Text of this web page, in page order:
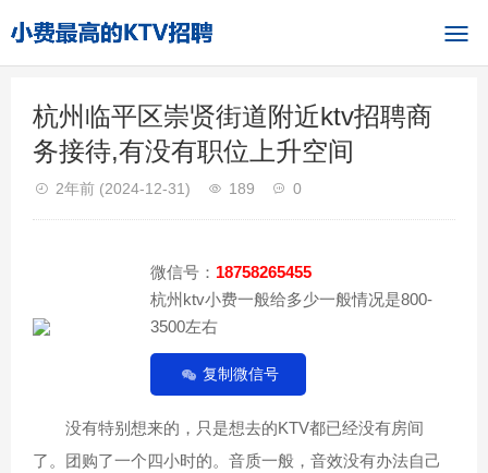
杭州临平区崇贤街道附近ktv招聘商
务接待,有没有职位上升空间
2年前 (2024-12-31) 189 0
微信号： 18758265455
杭州ktv小费一般给多少一般情况是800-
3500左右
复制微信号
没有特别想来的，只是想去的KTV都已经没有房间
了。团购了一个四小时的。音质一般，音效没有办法自己